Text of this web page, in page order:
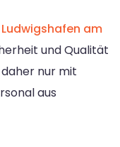
am
und Qualität
daher nur mit
aus